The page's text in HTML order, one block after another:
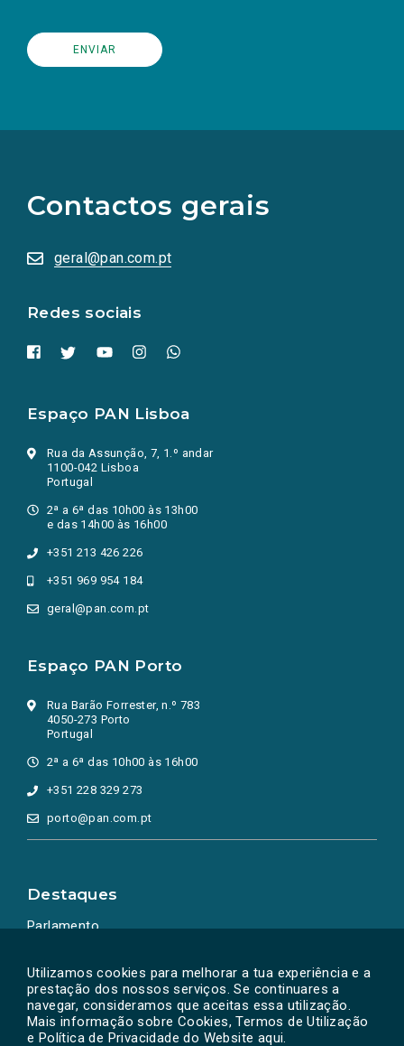
Utilizamos cookies para melhorar a tua experiência e a
prestação dos nossos serviços. Se continuares a
navegar, consideramos que aceitas essa utilização.
Mais informação sobre Cookies, Termos de Utilização
e Política de Privacidade do Website aqui.
Contactos gerais
geral@pan.com.pt
Redes sociais
redes
sociais
numa
nova
Espaço PAN Lisboa
Rua da Assunção, 7, 1.º andar
1100-042 Lisboa
Portugal
2ª a 6ª das 10h00 às 13h00
e das 14h00 às 16h00
+351 213 426 226
+351 969 954 184
geral@pan.com.pt
Espaço PAN Porto
Rua Barão Forrester, n.º 783
4050-273 Porto
Portugal
2ª a 6ª das 10h00 às 16h00
+351 228 329 273
porto@pan.com.pt
Destaques
Parlamento